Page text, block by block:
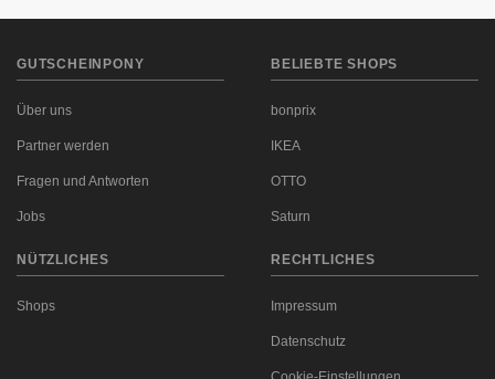
GUTSCHEINPONY
Über uns
Partner werden
Fragen und Antworten
Jobs
BELIEBTE SHOPS
bonprix
IKEA
OTTO
Saturn
NÜTZLICHES
Shops
RECHTLICHES
Impressum
Datenschutz